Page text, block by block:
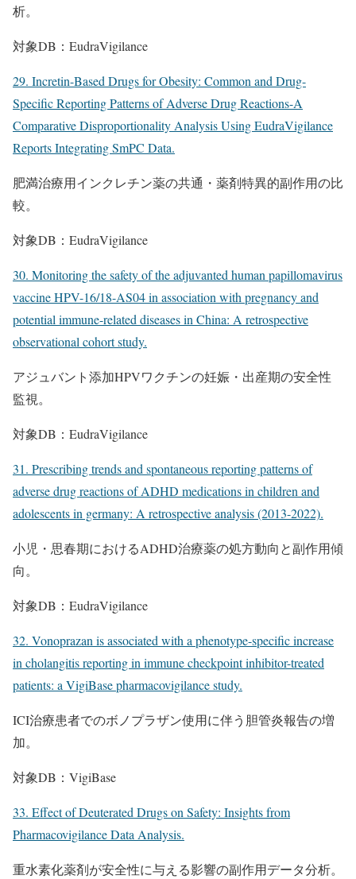
析。
対象DB：EudraVigilance
29. Incretin-Based Drugs for Obesity: Common and Drug-
Specific Reporting Patterns of Adverse Drug Reactions-A
Comparative Disproportionality Analysis Using EudraVigilance
Reports Integrating SmPC Data.
肥満治療用インクレチン薬の共通・薬剤特異的副作用の比
較。
対象DB：EudraVigilance
30. Monitoring the safety of the adjuvanted human papillomavirus
vaccine HPV-16/18-AS04 in association with pregnancy and
potential immune-related diseases in China: A retrospective
observational cohort study.
アジュバント添加HPVワクチンの妊娠・出産期の安全性
監視。
対象DB：EudraVigilance
31. Prescribing trends and spontaneous reporting patterns of
adverse drug reactions of ADHD medications in children and
adolescents in germany: A retrospective analysis (2013-2022).
小児・思春期におけるADHD治療薬の処方動向と副作用傾
向。
対象DB：EudraVigilance
32. Vonoprazan is associated with a phenotype-specific increase
in cholangitis reporting in immune checkpoint inhibitor-treated
patients: a VigiBase pharmacovigilance study.
ICI治療患者でのボノプラザン使用に伴う胆管炎報告の増
加。
対象DB：VigiBase
33. Effect of Deuterated Drugs on Safety: Insights from
Pharmacovigilance Data Analysis.
重水素化薬剤が安全性に与える影響の副作用データ分析。